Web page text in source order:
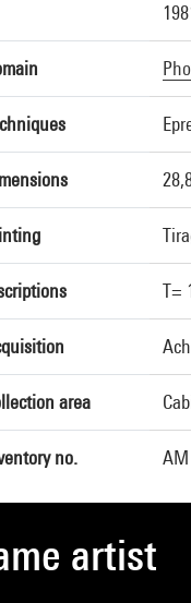
T=
area
no. AM
artist